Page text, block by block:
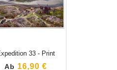
33 - Print
Ab 16,90 €